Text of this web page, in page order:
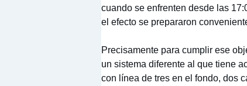
cuando se enfrenten desde las
el efecto se prepararon
Precisamente para cumplir ese
un sistema diferente al que tiene
con línea de tres en el fondo, dos